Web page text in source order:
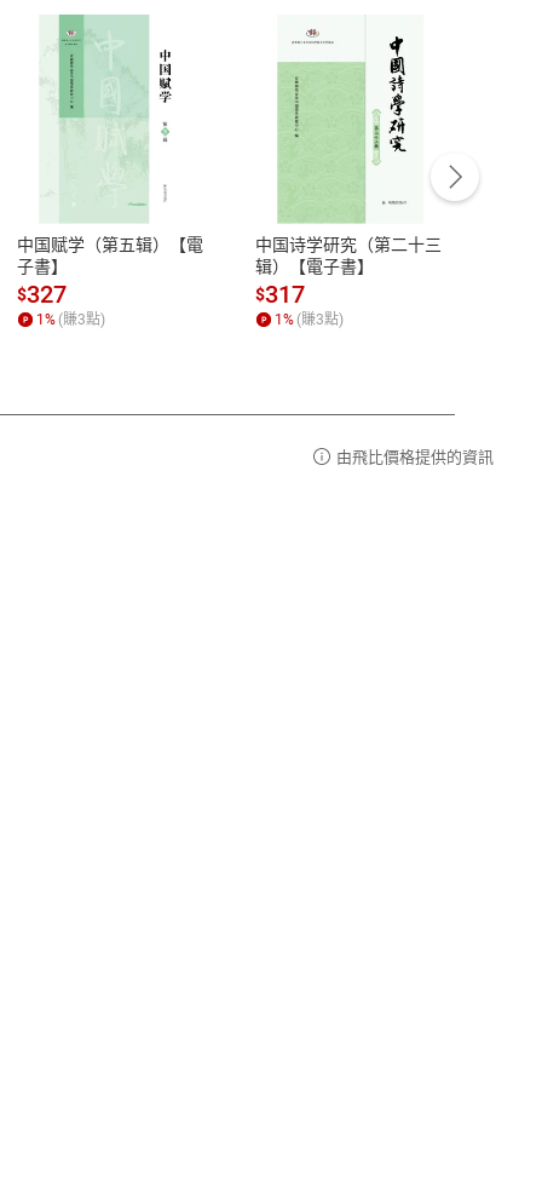
性
參
客服資訊
服務時間：週一到週五 10:00-12:00、
13:00-17:00 (國定假日及例假日休息)
客服電話：0080-1857077
中国赋学（第五辑）【電
子書】
$327
1% (賺3點)
中国诗学研究（第二十三
辑）【電子書】
$317
1% (賺3點)
由飛比價格提供的資訊